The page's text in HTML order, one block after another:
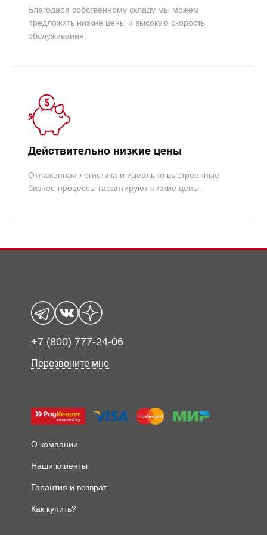
Благодаря собственному складу мы можем
предложить низкие цены и высокую скорость
обслуживания.
Действительно низкие цены
Отлаженная логистика и идеально выстроенные
бизнес-процессы гарантируют низкие цены.
+7 (800) 777-24-06
Перезвоните мне
О компании
Наши клиенты
Гарантия и возврат
Как купить?